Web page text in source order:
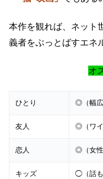
本作を観れば、ネット
義者をぶっとばすエネ
オ
ひとり ◎（幅広
友人 ◎（ワイ
恋人 ◎（女性
キッズ ◯（話も